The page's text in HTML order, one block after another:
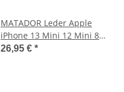
MATADOR Leder Apple
iPhone 13 Mini 12 Mini 8
Gürteltasche Braun
26,95 € *